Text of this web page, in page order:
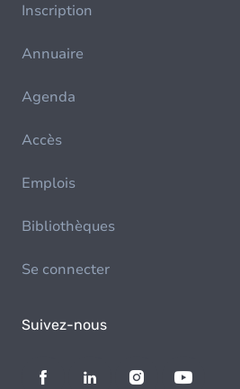
Inscription
Annuaire
Agenda
Accès
Emplois
Bibliothèques
Se connecter
Suivez-nous